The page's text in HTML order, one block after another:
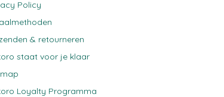
Policy
& retourneren
staat voor je klaar
Loyalty Programma